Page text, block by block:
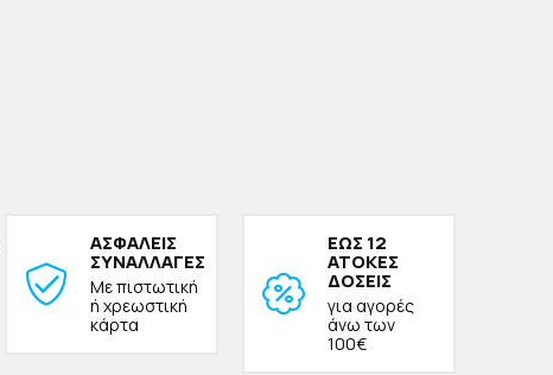
ΑΣΦΑΛΕΙΣ
ΣΥΝΑΛΛΑΓΕΣ
Με πιστωτική
ή χρεωστική
κάρτα
ΕΩΣ 12
ΑΤΟΚΕΣ
ΔΟΣΕΙΣ
για αγορές
άνω των
100€